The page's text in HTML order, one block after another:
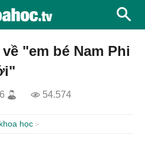
"em bé Nam Phi
54.574
học